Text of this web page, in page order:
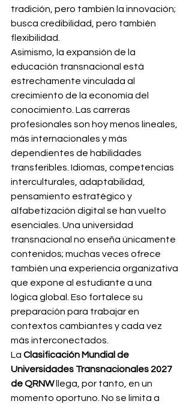
tradición, pero también la innovación;
busca credibilidad, pero también
flexibilidad.
Asimismo, la expansión de la
educación transnacional está
estrechamente vinculada al
crecimiento de la economía del
conocimiento. Las carreras
profesionales son hoy menos lineales,
más internacionales y más
dependientes de habilidades
transferibles. Idiomas, competencias
interculturales, adaptabilidad,
pensamiento estratégico y
alfabetización digital se han vuelto
esenciales. Una universidad
transnacional no enseña únicamente
contenidos; muchas veces ofrece
también una experiencia organizativa
que expone al estudiante a una
lógica global. Eso fortalece su
preparación para trabajar en
contextos cambiantes y cada vez
más interconectados.
La Clasificación Mundial de
Universidades Transnacionales 2027
de QRNW llega, por tanto, en un
momento oportuno. No se limita a